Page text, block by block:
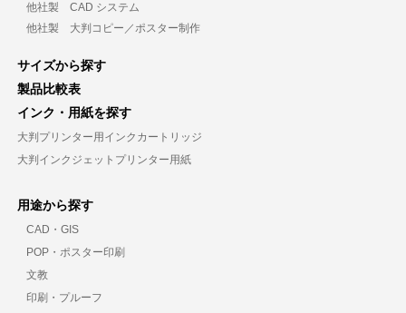
他社製 CAD システム
他社製 大判コピー／ポスター制作
サイズから探す
製品比較表
インク・用紙を探す
大判プリンター用インクカートリッジ
大判インクジェットプリンター用紙
用途から探す
CAD・GIS
POP・ポスター印刷
文教
印刷・プルーフ